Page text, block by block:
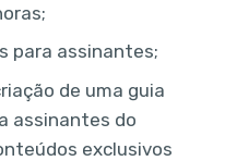
para assinantes;
de uma guia
assinantes do
exclusivos